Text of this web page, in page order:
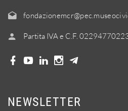
Partita IVA e C.F.
NEWSLETTER